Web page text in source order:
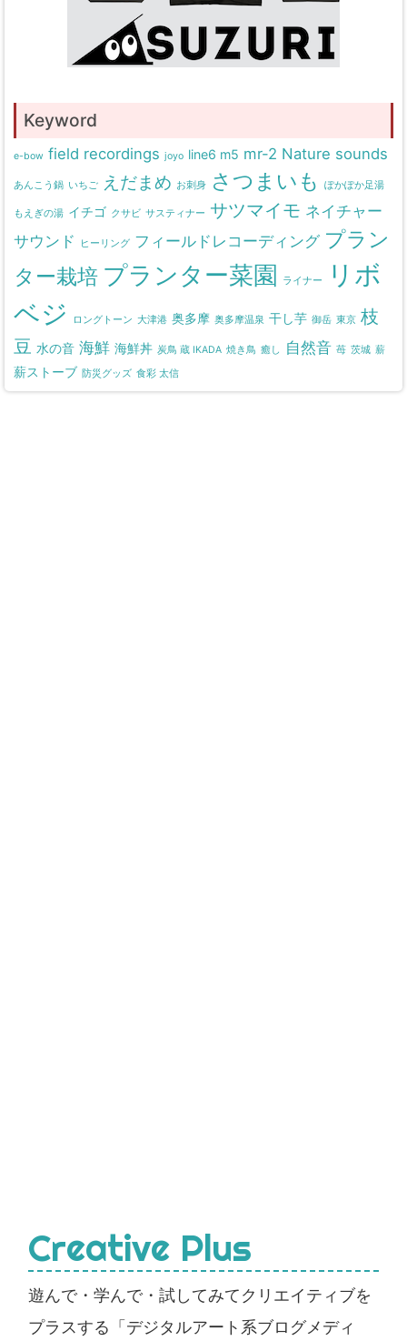
Keyword
e-bow field recordings joyo line6 m5 mr-2 Nature sounds
あんこう鍋 いちご えだまめ お刺身 さつまいも ぽかぽか足湯
もえぎの湯 イチゴ クサビ サスティナー サツマイモ ネイチャー
サウンド
ヒーリング フィールドレコーディング プラン
ター栽培 プランター菜園 ライナー
リボ
ベジ
ロングトーン 大津港 奥多摩 奥多摩温泉 干し芋 御岳 東京 枝
豆 水の音 海鮮 海鮮丼 炭鳥 蔵 IKADA 焼き鳥 癒し 自然音 苺 茨城 薪
薪ストーブ 防災グッズ 食彩 太信
Creative Plus
遊んで・学んで・試してみてクリエイティブを
プラスする「デジタルアート系ブログメディ